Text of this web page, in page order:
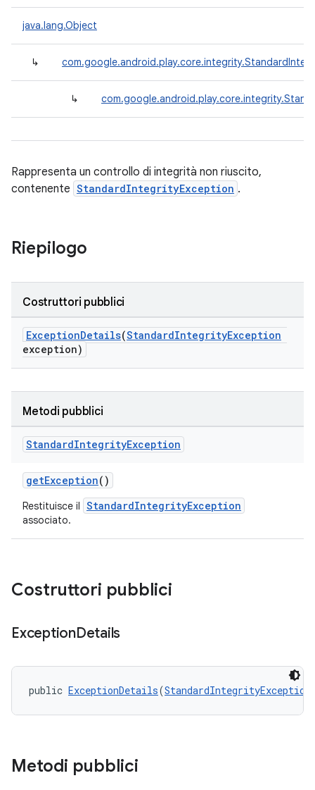
java.lang.Object
↳
↳
Rappresenta un controllo di integrità non riuscito,
contenente StandardIntegrityException .
Riepilogo
Costruttori pubblici
ExceptionDetails(StandardIntegrityException
exception)
Metodi pubblici
StandardIntegrityException
getException()
Restituisce il StandardIntegrityException
associato.
Costruttori pubblici
ExceptionDetails
public ExceptionDetails(StandardIntegrityException
Metodi pubblici